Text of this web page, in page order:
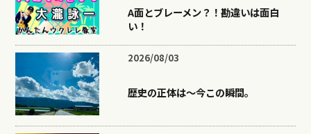
A面とブレーメン？！勘違いは面白
い！
2026/08/03
歴史の正体は〜今この瞬間。